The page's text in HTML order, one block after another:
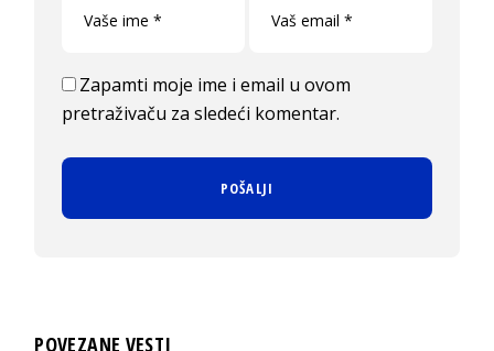
Zapamti moje ime i email u ovom
pretraživaču za sledeći komentar.
POVEZANE VESTI